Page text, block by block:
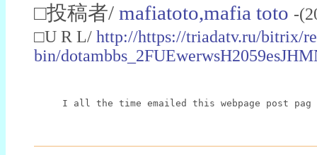
□投稿者/ mafiatoto,mafia toto -
□U R L/ http://https://triadatv.ru/bitrix/
bin/
I all the time emailed this webpage post